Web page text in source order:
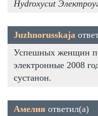
Hydroxycut
Juzhnorusskaja
Успешных женщин
электронные 2008
сустанон.
Амелия ответил(а)